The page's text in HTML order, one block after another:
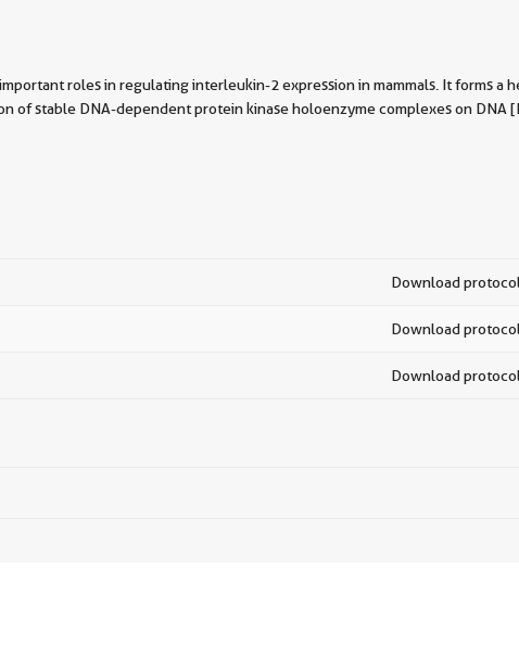
roles in regulating interleukin-2 expression in mammals. It forms a
stable DNA-dependent protein kinase holoenzyme complexes on DNA
Download protocol
Download protocol
Download protocol